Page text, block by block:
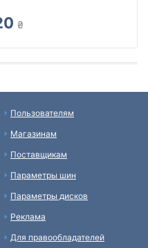
₴
Пользователям
Магазинам
Поставщикам
Параметры шин
Параметры дисков
Реклама
Для правообладателей